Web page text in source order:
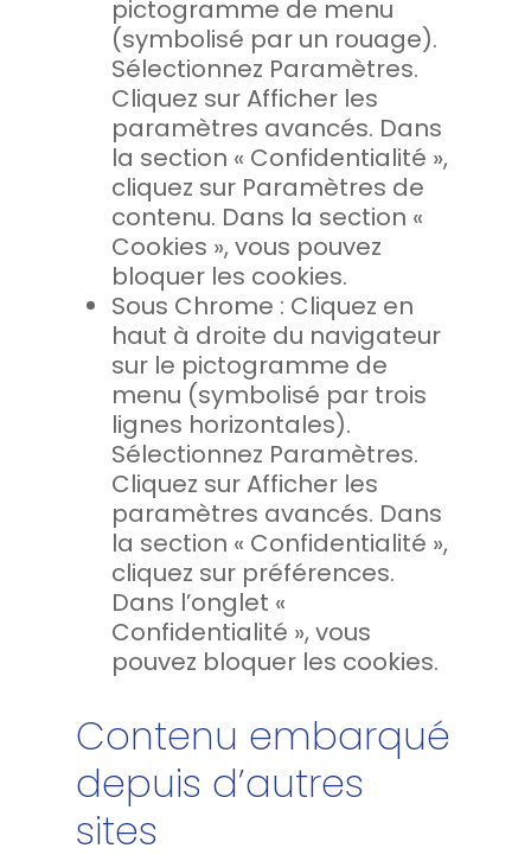
pictogramme de menu
(symbolisé par un rouage).
Sélectionnez Paramètres.
Cliquez sur Afficher les
paramètres avancés. Dans
la section « Confidentialité »,
cliquez sur Paramètres de
contenu. Dans la section «
Cookies », vous pouvez
bloquer les cookies.
Sous Chrome : Cliquez en
haut à droite du navigateur
sur le pictogramme de
menu (symbolisé par trois
lignes horizontales).
Sélectionnez Paramètres.
Cliquez sur Afficher les
paramètres avancés. Dans
la section « Confidentialité »,
cliquez sur préférences.
Dans l’onglet «
Confidentialité », vous
pouvez bloquer les cookies.
Contenu embarqué
depuis d’autres
sites